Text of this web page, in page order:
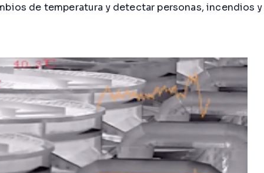
de temperatura y detectar personas, incendios